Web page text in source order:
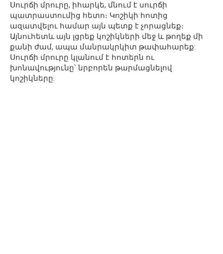
Սուրճի մրուրը, իհարկե, մնում է սուրճի
պատրաստումից հետո։ Կոշիկի հոտից
ազատվելու համար այն պետք է չորացնեք։
Այնուհետև այն լցրեք կոշիկների մեջ և թողեք մի
քանի ժամ, ապա մանրակրկիտ թափահարեք:
Սուրճի մրուրը կլանում է հոտերն ու
խոնավությունը՝ նրբորեն թարմացնելով
կոշիկները: